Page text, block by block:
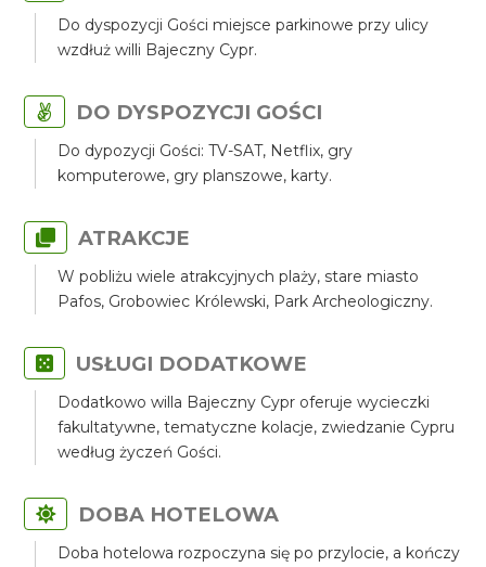
Do dyspozycji Gości miejsce parkinowe przy ulicy
wzdłuż willi Bajeczny Cypr.
DO DYSPOZYCJI GOŚCI
Do dypozycji Gości: TV-SAT, Netflix, gry
komputerowe, gry planszowe, karty.
ATRAKCJE
W pobliżu wiele atrakcyjnych plaży, stare miasto
Pafos, Grobowiec Królewski, Park Archeologiczny.
USŁUGI DODATKOWE
Dodatkowo willa Bajeczny Cypr oferuje wycieczki
fakultatywne, tematyczne kolacje, zwiedzanie Cypru
według życzeń Gości.
DOBA HOTELOWA
Doba hotelowa rozpoczyna się po przylocie, a kończy